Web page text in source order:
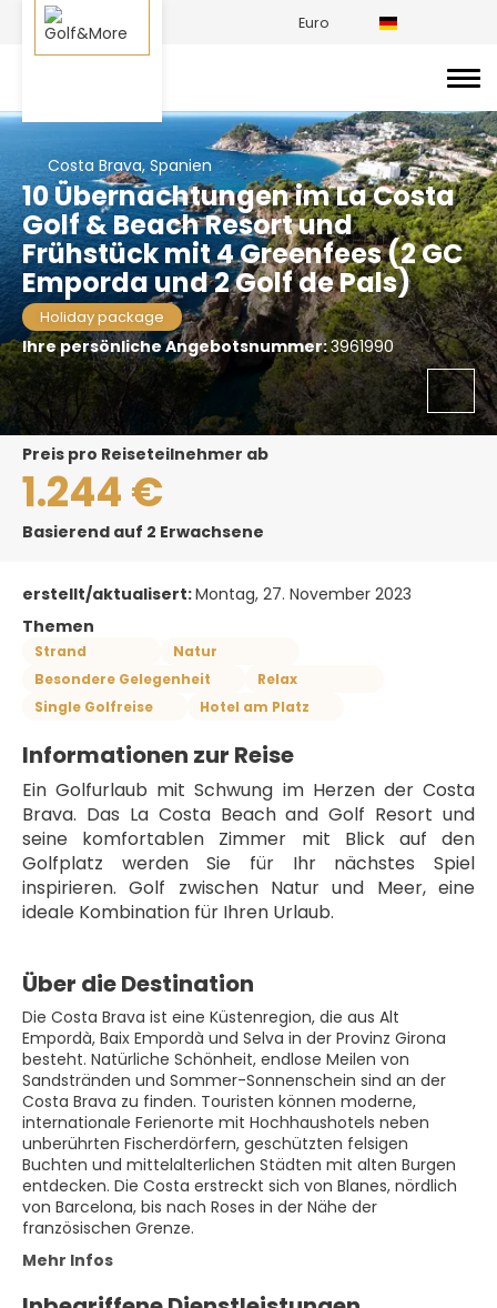
Euro
Costa Brava, Spanien
10 Übernachtungen im La Costa
Golf & Beach Resort und
Frühstück mit 4 Greenfees (2 GC
Emporda und 2 Golf de Pals)
Holiday package
Ihre persönliche Angebotsnummer:3961990
Preis pro Reiseteilnehmer ab
1.244 €
Basierend auf 2 Erwachsene
erstellt/aktualisert:Montag, 27. November 2023
Themen
Strand
Natur
Besondere Gelegenheit
Relax
Single Golfreise
Hotel am Platz
Informationen zur Reise
Ein Golfurlaub mit Schwung im Herzen der Costa
Brava. Das La Costa Beach and Golf Resort und
seine komfortablen Zimmer mit Blick auf den
Golfplatz werden Sie für Ihr nächstes Spiel
inspirieren. Golf zwischen Natur und Meer, eine
ideale Kombination für Ihren Urlaub.
Über die Destination
Die Costa Brava ist eine Küstenregion, die aus Alt
Empordà, Baix Empordà und Selva in der Provinz Girona
besteht. Natürliche Schönheit, endlose Meilen von
Sandstränden und Sommer-Sonnenschein sind an der
Costa Brava zu finden. Touristen können moderne,
internationale Ferienorte mit Hochhaushotels neben
unberührten Fischerdörfern, geschützten felsigen
Buchten und mittelalterlichen Städten mit alten Burgen
entdecken. Die Costa erstreckt sich von Blanes, nördlich
von Barcelona, bis nach Roses in der Nähe der
französischen Grenze.
Mehr Infos